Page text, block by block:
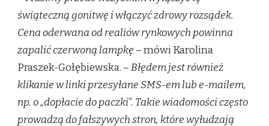
świąteczną gonitwę i włączyć zdrowy rozsądek.
Cena oderwana od realiów rynkowych powinna
zapalić czerwoną lampkę – mówi Karolina
Praszek-Gołębiewska. – Błędem jest również
klikanie w linki przesyłane SMS-em lub e-mailem,
np. o „dopłacie do paczki”. Takie wiadomości często
prowadzą do fałszywych stron, które wyłudzają